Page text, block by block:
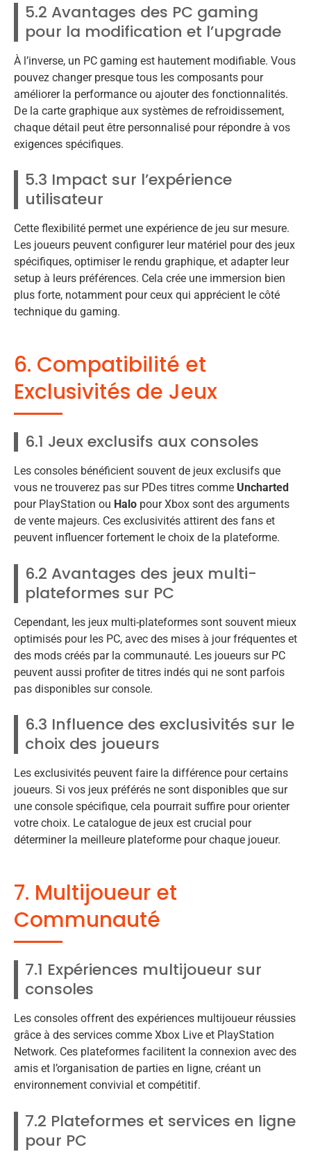
5.2 Avantages des PC gaming
pour la modification et l’upgrade
À l’inverse, un PC gaming est hautement modifiable. Vous
pouvez changer presque tous les composants pour
améliorer la performance ou ajouter des fonctionnalités.
De la carte graphique aux systèmes de refroidissement,
chaque détail peut être personnalisé pour répondre à vos
exigences spécifiques.
5.3 Impact sur l’expérience
utilisateur
Cette flexibilité permet une expérience de jeu sur mesure.
Les joueurs peuvent configurer leur matériel pour des jeux
spécifiques, optimiser le rendu graphique, et adapter leur
setup à leurs préférences. Cela crée une immersion bien
plus forte, notamment pour ceux qui apprécient le côté
technique du gaming.
6. Compatibilité et
Exclusivités de Jeux
6.1 Jeux exclusifs aux consoles
Les consoles bénéficient souvent de jeux exclusifs que
vous ne trouverez pas sur PDes titres comme Uncharted
pour PlayStation ou Halo pour Xbox sont des arguments
de vente majeurs. Ces exclusivités attirent des fans et
peuvent influencer fortement le choix de la plateforme.
6.2 Avantages des jeux multi-
plateformes sur PC
Cependant, les jeux multi-plateformes sont souvent mieux
optimisés pour les PC, avec des mises à jour fréquentes et
des mods créés par la communauté. Les joueurs sur PC
peuvent aussi profiter de titres indés qui ne sont parfois
pas disponibles sur console.
6.3 Influence des exclusivités sur le
choix des joueurs
Les exclusivités peuvent faire la différence pour certains
joueurs. Si vos jeux préférés ne sont disponibles que sur
une console spécifique, cela pourrait suffire pour orienter
votre choix. Le catalogue de jeux est crucial pour
déterminer la meilleure plateforme pour chaque joueur.
7. Multijoueur et
Communauté
7.1 Expériences multijoueur sur
consoles
Les consoles offrent des expériences multijoueur réussies
grâce à des services comme Xbox Live et PlayStation
Network. Ces plateformes facilitent la connexion avec des
amis et l’organisation de parties en ligne, créant un
environnement convivial et compétitif.
7.2 Plateformes et services en ligne
pour PC